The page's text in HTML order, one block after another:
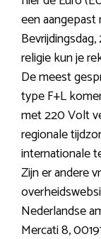
een aangepast
religie kun je
De meest
type F+L
met 220 Volt
regionale
internationale
Zijn er andere
Nederlandse
Mercati 8,